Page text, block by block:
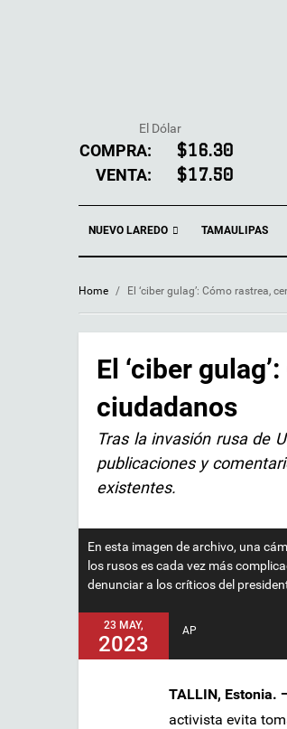
El Dólar
COMPRA: $16.30
VENTA: $17.50
NUEVO LAREDO TAMAULIPAS
Home / El ‘ciber gulag’: Cómo rastrea,
El ‘ciber
ciudadanos
Tras la invasión rusa de
publicaciones y
existentes.
En esta imagen de archivo, una
los rusos es cada vez más
denunciar a los críticos del
23 MAY,
2023
AP
TALLIN, Estonia.
activista evita